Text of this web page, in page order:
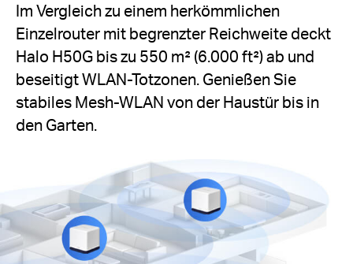
Im Vergleich zu einem herkömmlichen
Einzelrouter mit begrenzter Reichweite deckt
Halo H50G bis zu 550 m² (6.000 ft²) ab und
beseitigt WLAN-Totzonen. Genießen Sie
stabiles Mesh-WLAN von der Haustür bis in
den Garten.